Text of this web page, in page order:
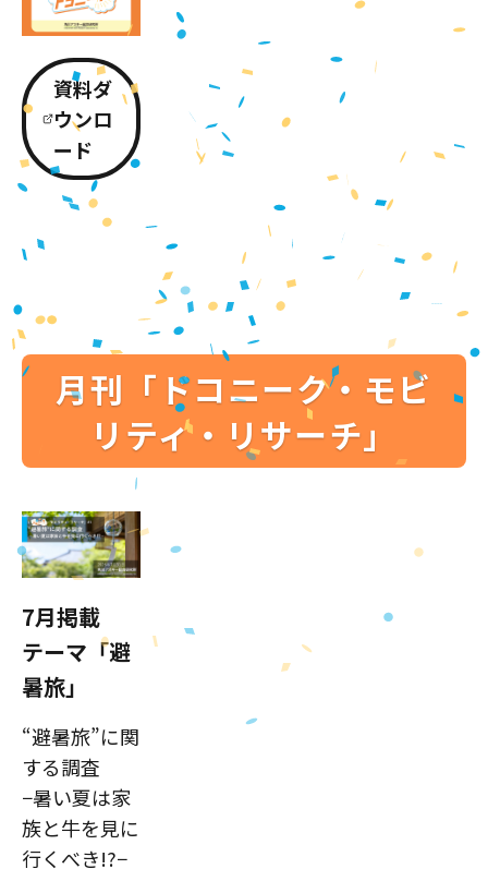
資料ダ
ウンロ
ード
月刊「ドコニーク・モビ
リティ・リサーチ」
7月掲載
テーマ「避
暑旅」
“避暑旅”に関
する調査
−暑い夏は家
族と牛を見に
行くべき!?−